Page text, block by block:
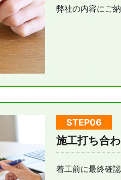
弊社の内容にご
施工打ち合
着工前に最終確